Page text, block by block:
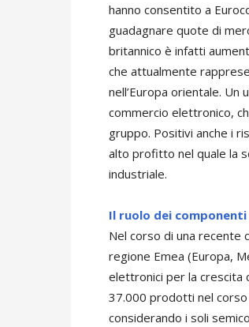
hanno consentito a
guadagnare quote di
britannico è infatti
che attualmente
nell’Europa orientale.
commercio elettronico,
gruppo. Positivi anche i
alto profitto nel quale la
industriale.
Il ruolo dei
Nel corso di una recente
regione Emea (Europa,
elettronici per la crescita
37.000 prodotti nel corso
considerando i soli